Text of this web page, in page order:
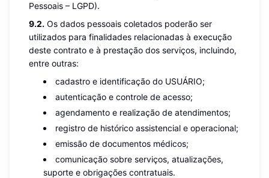
Pessoais – LGPD).
9.2. Os dados pessoais coletados poderão ser
utilizados para finalidades relacionadas à execução
deste contrato e à prestação dos serviços, incluindo,
entre outras:
cadastro e identificação do USUÁRIO;
autenticação e controle de acesso;
agendamento e realização de atendimentos;
registro de histórico assistencial e operacional;
emissão de documentos médicos;
comunicação sobre serviços, atualizações,
suporte e obrigações contratuais.